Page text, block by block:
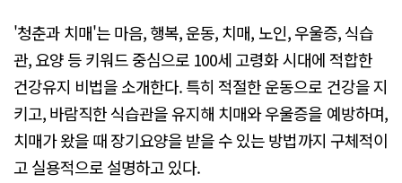
'청춘과 치매'는 마음, 행복, 운동, 치매, 노인, 우울증, 식습
관, 요양 등 키워드 중심으로 100세 고령화 시대에 적합한
건강유지 비법을 소개한다. 특히 적절한 운동으로 건강을 지
키고, 바람직한 식습관을 유지해 치매와 우울증을 예방하며,
치매가 왔을 때 장기요양을 받을 수 있는 방법까지 구체적이
고 실용적으로 설명하고 있다.